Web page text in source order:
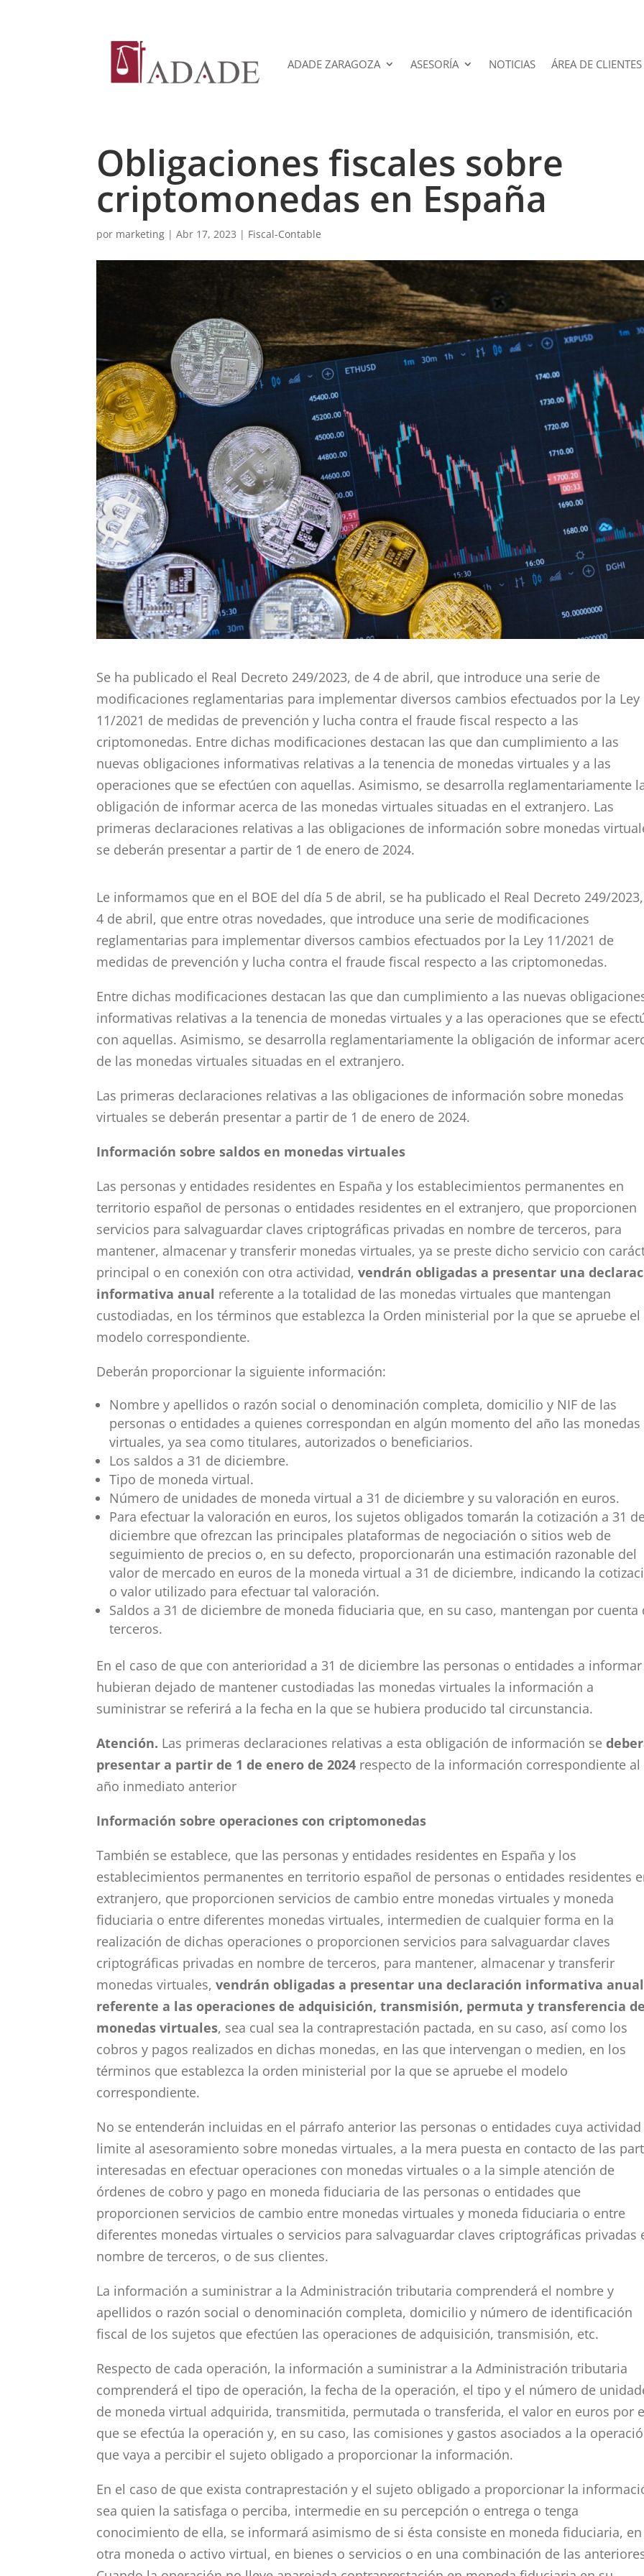
ADADE ZARAGOZA ASESORÍA NOTICIAS ÁREA DE CLIENTES
Obligaciones fiscales sobre
criptomonedas en España
por marketing |Abr 17, 2023 | Fiscal-Contable
Se ha publicado el Real Decreto 249/2023, de 4 de abril, que introduce una serie de
modificaciones reglamentarias para implementar diversos cambios efectuados por la Ley
11/2021 de medidas de prevención y lucha contra el fraude fiscal respecto a las
criptomonedas. Entre dichas modificaciones destacan las que dan cumplimiento a las
nuevas obligaciones informativas relativas a la tenencia de monedas virtuales y a las
operaciones que se efectúen con aquellas. Asimismo, se desarrolla reglamentariamente
obligación de informar acerca de las monedas virtuales situadas en el extranjero. Las
primeras declaraciones relativas a las obligaciones de información sobre monedas
se deberán presentar a partir de 1 de enero de 2024.
Le informamos que en el BOE del día 5 de abril, se ha publicado el Real Decreto 249/
4 de abril, que entre otras novedades, que introduce una serie de modificaciones
reglamentarias para implementar diversos cambios efectuados por la Ley 11/2021 de
medidas de prevención y lucha contra el fraude fiscal respecto a las criptomonedas.
Entre dichas modificaciones destacan las que dan cumplimiento a las nuevas
informativas relativas a la tenencia de monedas virtuales y a las operaciones que se
con aquellas. Asimismo, se desarrolla reglamentariamente la obligación de informar
de las monedas virtuales situadas en el extranjero.
Las primeras declaraciones relativas a las obligaciones de información sobre monedas
virtuales se deberán presentar a partir de 1 de enero de 2024.
Información sobre saldos en monedas virtuales
Las personas y entidades residentes en España y los establecimientos permanentes en
territorio español de personas o entidades residentes en el extranjero, que proporcionen
servicios para salvaguardar claves criptográficas privadas en nombre de terceros, para
mantener, almacenar y transferir monedas virtuales, ya se preste dicho servicio con
principal o en conexión con otra actividad,vendrán obligadas a presentar una
informativa anual referente a la totalidad de las monedas virtuales que mantengan
custodiadas, en los términos que establezca la Orden ministerial por la que se apruebe el
modelo correspondiente.
Deberán proporcionar la siguiente información:
Nombre y apellidos o razón social o denominación completa, domicilio y NIF de las
personas o entidades a quienes correspondan en algún momento del año las monedas
virtuales, ya sea como titulares, autorizados o beneficiarios.
Los saldos a 31 de diciembre.
Tipo de moneda virtual.
Número de unidades de moneda virtual a 31 de diciembre y su valoración en euros.
Para efectuar la valoración en euros, los sujetos obligados tomarán la cotización a 31
diciembre que ofrezcan las principales plataformas de negociación o sitios web de
seguimiento de precios o, en su defecto, proporcionarán una estimación razonable del
valor de mercado en euros de la moneda virtual a 31 de diciembre, indicando la
o valor utilizado para efectuar tal valoración.
Saldos a 31 de diciembre de moneda fiduciaria que, en su caso, mantengan por cuenta
terceros.
En el caso de que con anterioridad a 31 de diciembre las personas o entidades a informar
hubieran dejado de mantener custodiadas las monedas virtuales la información a
suministrar se referirá a la fecha en la que se hubiera producido tal circunstancia.
Atención. Las primeras declaraciones relativas a esta obligación de información se
presentar a partir de 1 de enero de 2024 respecto de la información correspondiente al
año inmediato anterior
Información sobre operaciones con criptomonedas
También se establece, que las personas y entidades residentes en España y los
establecimientos permanentes en territorio español de personas o entidades residentes
extranjero, que proporcionen servicios de cambio entre monedas virtuales y moneda
fiduciaria o entre diferentes monedas virtuales, intermedien de cualquier forma en la
realización de dichas operaciones o proporcionen servicios para salvaguardar claves
criptográficas privadas en nombre de terceros, para mantener, almacenar y transferir
monedas virtuales,vendrán obligadas a presentar una declaración informativa anual
referente a las operaciones de adquisición, transmisión, permuta y transferencia de
monedas virtuales, sea cual sea la contraprestación pactada, en su caso, así como los
cobros y pagos realizados en dichas monedas, en las que intervengan o medien, en los
términos que establezca la orden ministerial por la que se apruebe el modelo
correspondiente.
No se entenderán incluidas en el párrafo anterior las personas o entidades cuya actividad
limite al asesoramiento sobre monedas virtuales, a la mera puesta en contacto de las
interesadas en efectuar operaciones con monedas virtuales o a la simple atención de
órdenes de cobro y pago en moneda fiduciaria de las personas o entidades que
proporcionen servicios de cambio entre monedas virtuales y moneda fiduciaria o entre
diferentes monedas virtuales o servicios para salvaguardar claves criptográficas privadas
nombre de terceros, o de sus clientes.
La información a suministrar a la Administración tributaria comprenderá el nombre y
apellidos o razón social o denominación completa, domicilio y número de identificación
fiscal de los sujetos que efectúen las operaciones de adquisición, transmisión, etc.
Respecto de cada operación, la información a suministrar a la Administración tributaria
comprenderá el tipo de operación, la fecha de la operación, el tipo y el número de
de moneda virtual adquirida, transmitida, permutada o transferida, el valor en euros por
que se efectúa la operación y, en su caso, las comisiones y gastos asociados a la
que vaya a percibir el sujeto obligado a proporcionar la información.
En el caso de que exista contraprestación y el sujeto obligado a proporcionar la
sea quien la satisfaga o perciba, intermedie en su percepción o entrega o tenga
conocimiento de ella, se informará asimismo de si ésta consiste en moneda fiduciaria, en
otra moneda o activo virtual, en bienes o servicios o en una combinación de las